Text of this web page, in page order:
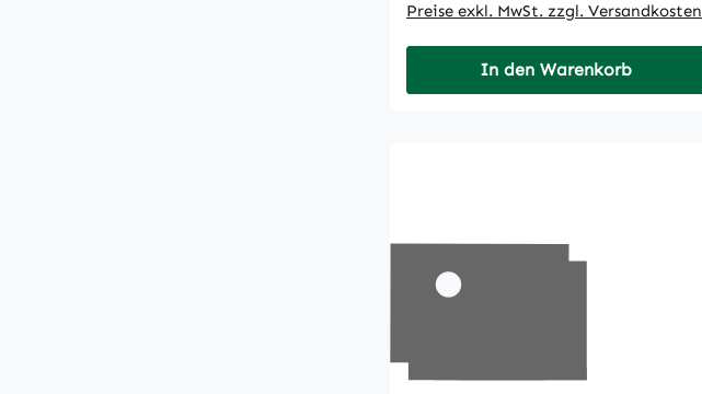
Preise exkl. MwSt. zzgl. Versandkosten
In den Warenkorb